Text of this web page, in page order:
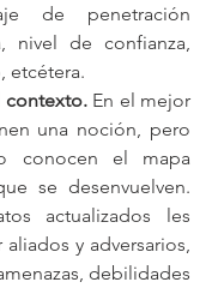
de penetración
nivel de confianza,
etcétera.
contexto. En el mejor
una noción, pero
conocen el mapa
se desenvuelven.
actualizados les
y adversarios,
debilidades